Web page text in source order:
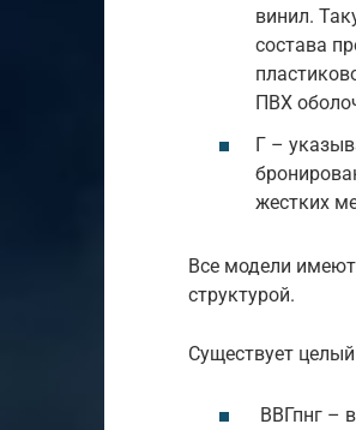
винил.
состава
ПВХ
Г –
жестких
Все модели
структурой.
Существует
ВВГпнг –